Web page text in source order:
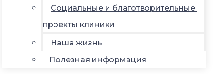
Социальные и благотворительные
проекты клиники
Наша жизнь
Полезная информация